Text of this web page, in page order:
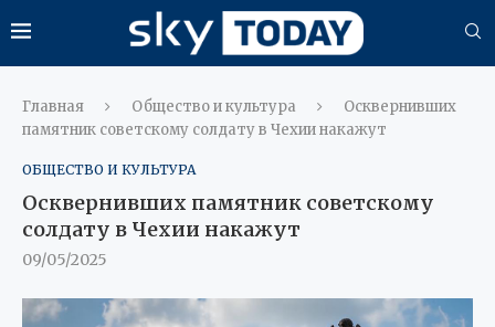
Главная Общество и культура
Осквернивших
памятник советскому солдату в Чехии накажут
ОБЩЕСТВО И КУЛЬТУРА
Осквернивших памятник советскому
солдату в Чехии накажут
09/05/2025